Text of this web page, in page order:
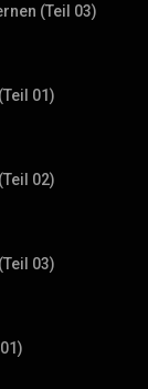
(Teil 03)
01)
02)
03)